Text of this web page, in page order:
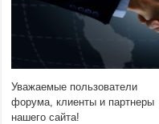
Уважаемые пользователи
форума, клиенты и партнеры
нашего сайта!